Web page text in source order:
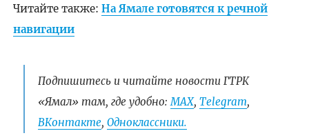
Читайте также: На Ямале готовятся к речной
навигации
Подпишитесь и читайте новости ГТРК
«Ямал» там, где удобно:МАХ, Telegram,
ВКонтакте, Одноклассники.